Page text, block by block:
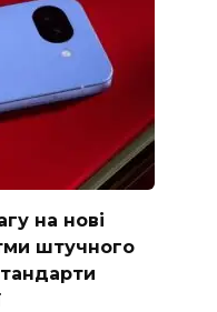
на нові
штучного